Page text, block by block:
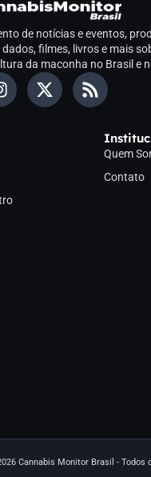
de notícias e eventos,
filmes, livros e mais
da maconha no Brasil e
Quem
Contato
Cannabis Monitor Brasil - Todos